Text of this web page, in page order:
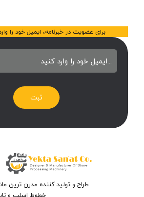
برای عضویت در خبرنامه، ایمیل خود را
طراح و تولید کننده مدرن ترین